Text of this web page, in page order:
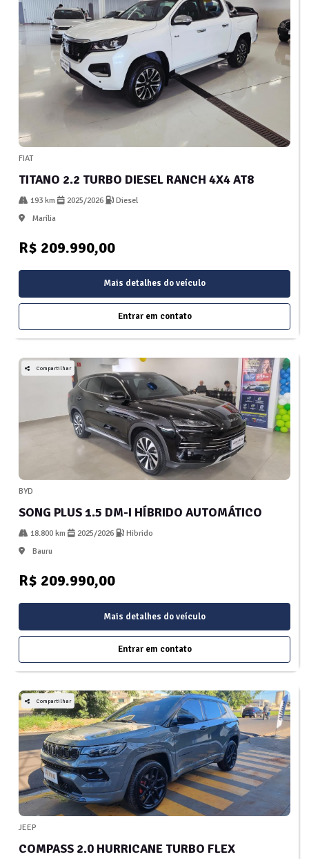
FIAT
TITANO 2.2 TURBO DIESEL RANCH 4X4 AT8
193 km 2025/2026
Diesel
Marília
R$ 209.990,00
Mais detalhes do veículo
Entrar em contato
Compartilhar
BYD
SONG PLUS 1.5 DM-I HÍBRIDO AUTOMÁTICO
18.800 km 2025/2026
Hibrido
Bauru
R$ 209.990,00
Mais detalhes do veículo
Entrar em contato
Compartilhar
JEEP
COMPASS 2.0 HURRICANE TURBO FLEX